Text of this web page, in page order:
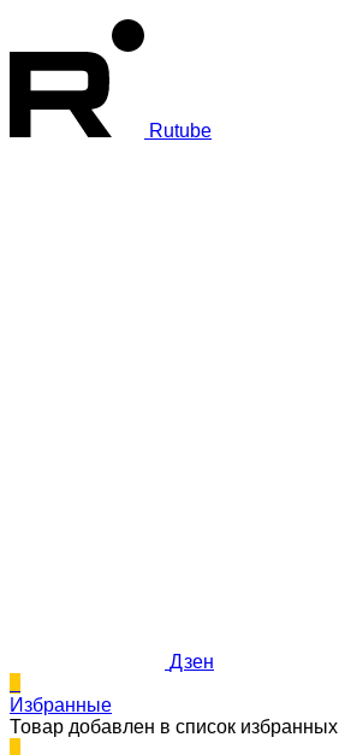
Rutube
Дзен
Избранные
Товар добавлен в список избранных